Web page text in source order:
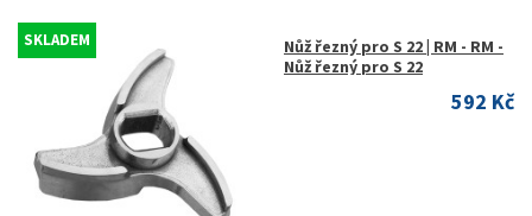
SKLADEM
Nůž řezný pro S 22 | RM - RM -
Nůž řezný pro S 22
592 Kč